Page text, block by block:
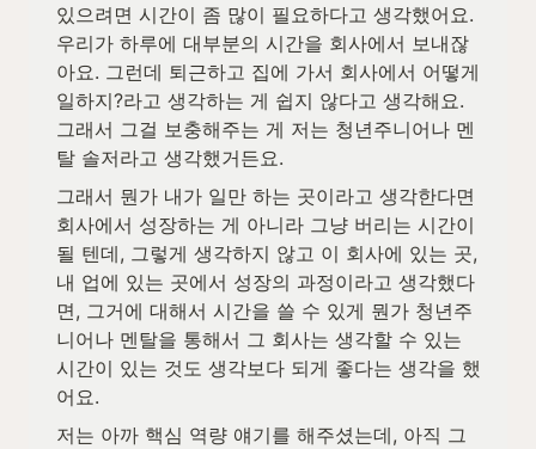
있으려면 시간이 좀 많이 필요하다고 생각했어요.
우리가 하루에 대부분의 시간을 회사에서 보내잖
아요. 그런데 퇴근하고 집에 가서 회사에서 어떻게
일하지?라고 생각하는 게 쉽지 않다고 생각해요.
그래서 그걸 보충해주는 게 저는 청년주니어나 멘
탈 솔저라고 생각했거든요.
그래서 뭔가 내가 일만 하는 곳이라고 생각한다면
회사에서 성장하는 게 아니라 그냥 버리는 시간이
될 텐데, 그렇게 생각하지 않고 이 회사에 있는 곳,
내 업에 있는 곳에서 성장의 과정이라고 생각했다
면, 그거에 대해서 시간을 쓸 수 있게 뭔가 청년주
니어나 멘탈을 통해서 그 회사는 생각할 수 있는
시간이 있는 것도 생각보다 되게 좋다는 생각을 했
어요.
저는 아까 핵심 역량 얘기를 해주셨는데, 아직 그